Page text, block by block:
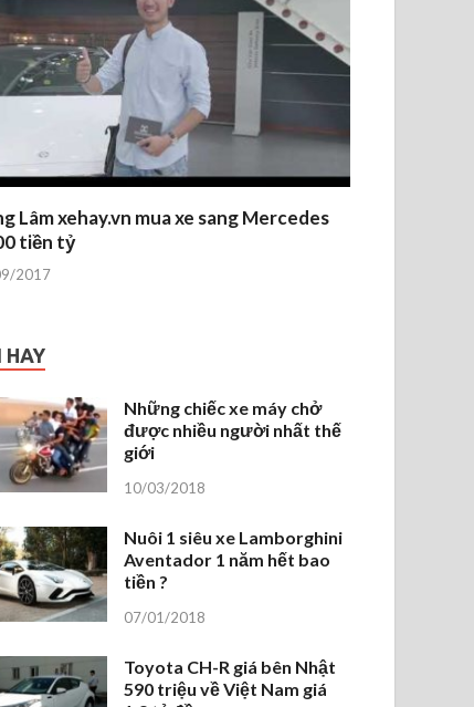
Lâm xehay.vn mua xe sang Mercedes
tiền tỷ
2017
HAY
Những chiếc xe máy chở
được nhiều người nhất thế
giới
10/03/2018
Nuôi 1 siêu xe Lamborghini
Aventador 1 năm hết bao
tiền ?
07/01/2018
Toyota CH-R giá bên Nhật
590 triệu về Việt Nam giá